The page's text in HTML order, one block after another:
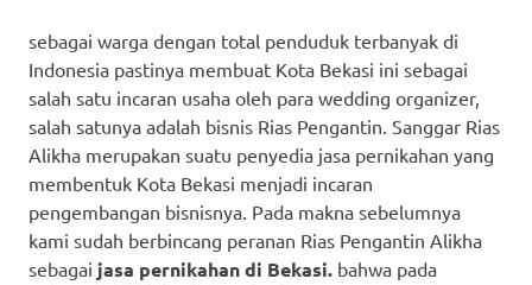
sebagai warga dengan total penduduk terbanyak di
Indonesia pastinya membuat Kota Bekasi ini sebagai
salah satu incaran usaha oleh para wedding organizer,
salah satunya adalah bisnis Rias Pengantin. Sanggar Rias
Alikha merupakan suatu penyedia jasa pernikahan yang
membentuk Kota Bekasi menjadi incaran
pengembangan bisnisnya. Pada makna sebelumnya
kami sudah berbincang peranan Rias Pengantin Alikha
sebagai jasa pernikahan di Bekasi. bahwa pada